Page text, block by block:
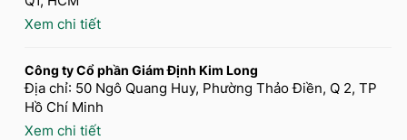
Xem chi tiết
Công ty Cổ phần Giám Định Kim Long
Địa chỉ: 50 Ngô Quang Huy, Phường Thảo Điền, Q 2, TP
Hồ Chí Minh
Xem chi tiết